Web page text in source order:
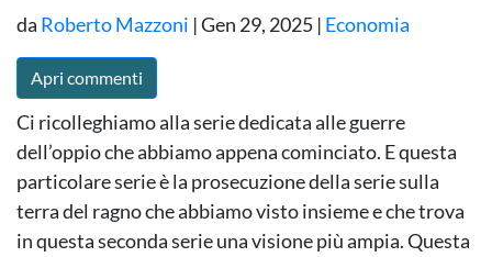
da Roberto Mazzoni |Gen 29, 2025 | Economia
Apri commenti
Ci ricolleghiamo alla serie dedicata alle guerre
dell’oppio che abbiamo appena cominciato. E questa
particolare serie è la prosecuzione della serie sulla
terra del ragno che abbiamo visto insieme e che trova
in questa seconda serie una visione più ampia. Questa